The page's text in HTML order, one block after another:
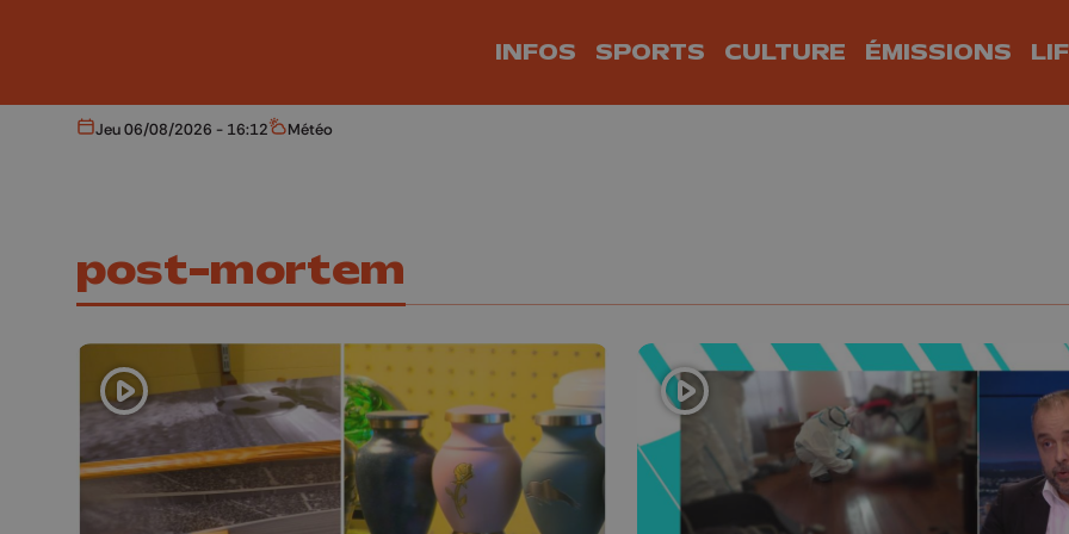
INFOS SPORTS CULTURE ÉMISSIONS
Aujourd'hui
Jeu 06/08/2026 - 16:12 Météo
Météo
post-mortem